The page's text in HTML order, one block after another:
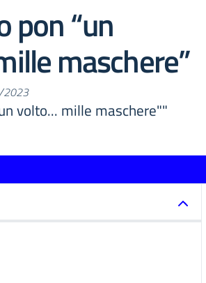
pon “un
maschere”
2023
volto... mille maschere""